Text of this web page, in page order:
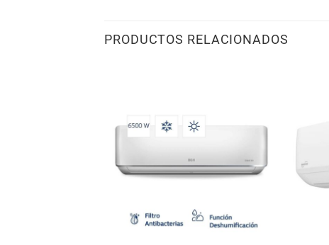
PRODUCTOS RELACIONADOS